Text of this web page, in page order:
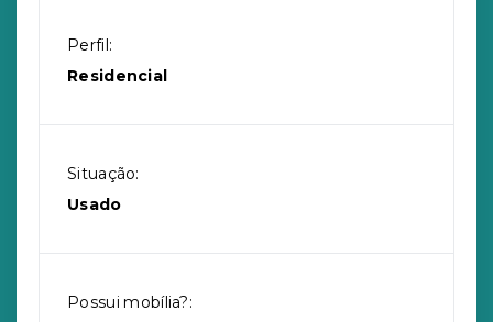
Perfil:
Residencial
Situação:
Usado
Possui mobília?: